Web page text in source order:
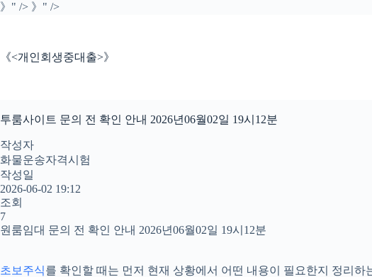
》" /> 》" />
《<개인회생중대출>》
투룸사이트 문의 전 확인 안내 2026년06월02일 19시12분
작성자
화물운송자격시험
작성일
2026-06-02 19:12
조회
7
원룸임대 문의 전 확인 안내 2026년06월02일 19시12분
초보주식를 확인할 때는 먼저 현재 상황에서 어떤 내용이 필요한지 정리